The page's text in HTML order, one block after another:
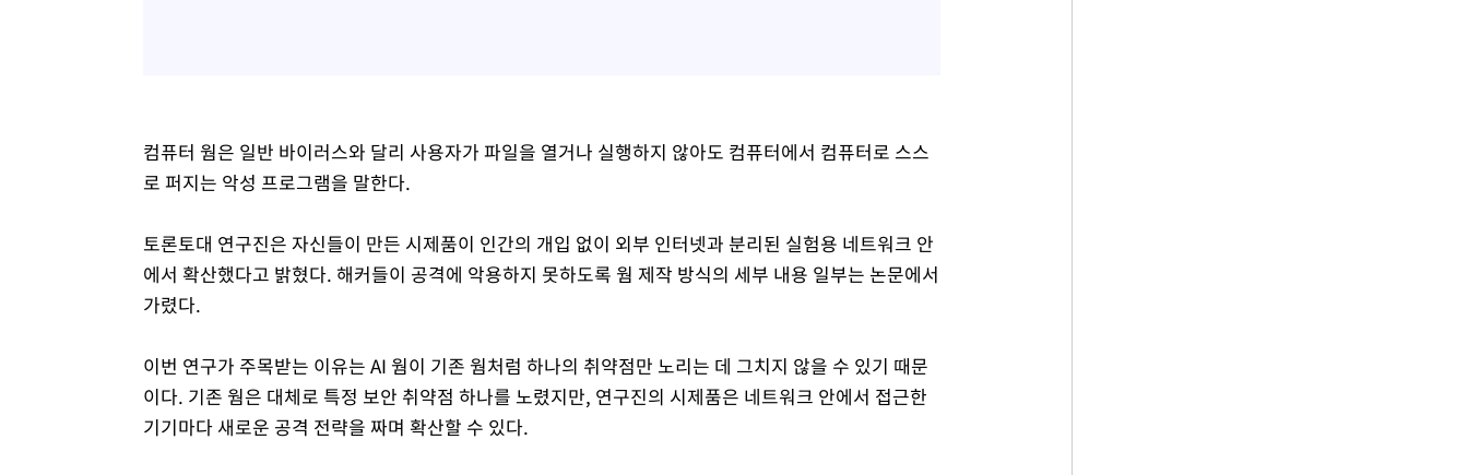
컴퓨터 웜은 일반 바이러스와 달리 사용자가 파일을 열거나 실행하지 않아도 컴퓨터에서 컴퓨터로 스스
로 퍼지는 악성 프로그램을 말한다.
토론토대 연구진은 자신들이 만든 시제품이 인간의 개입 없이 외부 인터넷과 분리된 실험용 네트워크 안
에서 확산했다고 밝혔다. 해커들이 공격에 악용하지 못하도록 웜 제작 방식의 세부 내용 일부는 논문에서
가렸다.
이번 연구가 주목받는 이유는 AI 웜이 기존 웜처럼 하나의 취약점만 노리는 데 그치지 않을 수 있기 때문
이다. 기존 웜은 대체로 특정 보안 취약점 하나를 노렸지만, 연구진의 시제품은 네트워크 안에서 접근한
기기마다 새로운 공격 전략을 짜며 확산할 수 있다.